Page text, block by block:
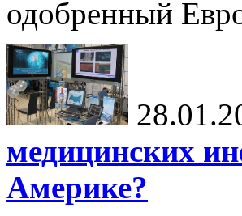
одобренный
медицинских
Америке?